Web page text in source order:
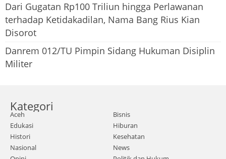
Dari Gugatan Rp100 Triliun hingga Perlawanan
terhadap Ketidakadilan, Nama Bang Rius Kian
Disorot
Danrem 012/TU Pimpin Sidang Hukuman Disiplin
Militer
Kategori
Aceh
Bisnis
Edukasi
Hiburan
Histori
Kesehatan
Nasional
News